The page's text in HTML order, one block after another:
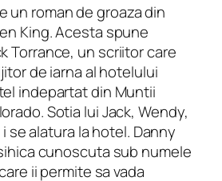
un roman de groaza din
King. Acesta spune
Torrance, un scriitor care
de iarna al hotelului
indepartat din Muntii
Sotia lui Jack, Wendy,
se alatura la hotel. Danny
cunoscuta sub numele
ii permite sa vada